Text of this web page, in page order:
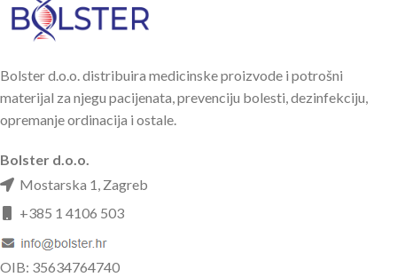
Bolster d.o.o. distribuira medicinske proizvode i potrošni
materijal za njegu pacijenata, prevenciju bolesti, dezinfekciju,
opremanje ordinacija i ostale.
Bolster d.o.o.
Mostarska 1, Zagreb
+385 1 4106 503
OIB: 35634764740